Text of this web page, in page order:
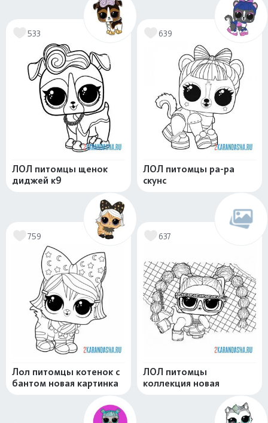
533
ЛОЛ питомцы щенок
диджей к9
639
ЛОЛ питомцы ра-ра
скунс
759
Лол питомцы котенок с
бантом новая картинка
637
ЛОЛ питомцы
коллекция новая